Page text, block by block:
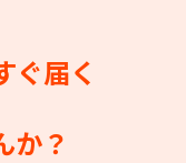
ぐ届く
か？